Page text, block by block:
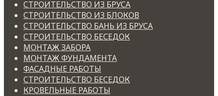
СТРОИТЕЛЬСТВО ИЗ БРУСА
СТРОИТЕЛЬСТВО ИЗ БЛОКОВ
СТРОИТЕЛЬСТВО БАНЬ ИЗ БРУСА
СТРОИТЕЛЬСТВО БЕСЕДОК
МОНТАЖ ЗАБОРА
МОНТАЖ ФУНДАМЕНТА
ФАСАДНЫЕ РАБОТЫ
СТРОИТЕЛЬСТВО БЕСЕДОК
КРОВЕЛЬНЫЕ РАБОТЫ